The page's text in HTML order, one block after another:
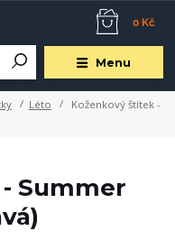
Menu
0 Kč
Léto
Koženkový štítek -
Summer